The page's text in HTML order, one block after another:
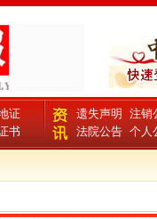
证
书
遗失声明
注销
法院公告 个人